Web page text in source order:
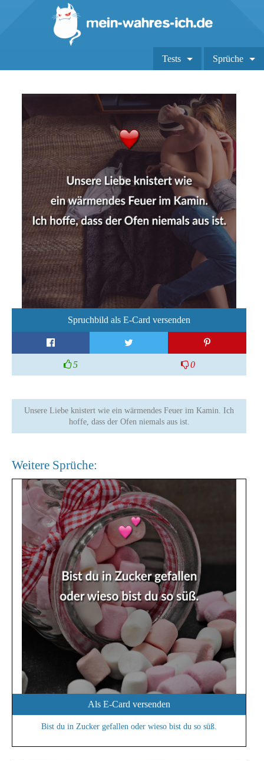
Tests Sprüche
Spruchbild als E-Card versenden
5 0
Unsere Liebe knistert wie ein wärmendes Feuer im Kamin. Ich
hoffe, dass der Ofen niemals aus ist.
Weitere Sprüche:
Als E-Card versenden
Bist du in Zucker gefallen oder wieso bist du so süß.